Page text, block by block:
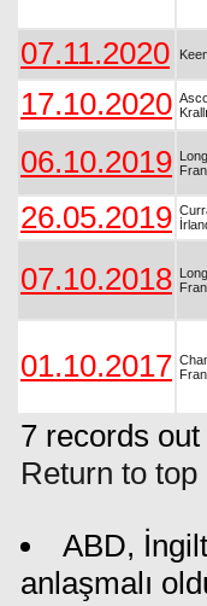
07.11.2020
17.10.2020
06.10.2019
26.05.2019
07.10.2018
01.10.2017
7 records
Return to top
ABD,
anlaşmalı